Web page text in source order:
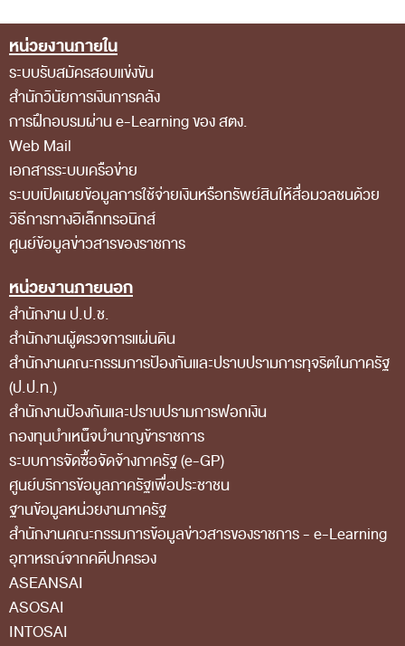
การรายงานผลการจัดซื้อจัดจ้าง หรือการจัดการ
พัสดุ
การประเมิน ITA
ศูนย์ข้อมูลข่าวสารของราชการ
การป้องกันการทุจริต
การส่งเสริมความโปร่งใส
การเปิดโอกาสให้เกิดการมีส่วนร่วม
การขับเคลื่อนจริยธรรม
รายงานผลการปฏิบัติงานประจำปี
รายงานผลการดำเนินงานของ สตง.
แผน/ผลการปฏิบัติงานและการใช้จ่าย
แผนพัฒนาทรัพยากรบุคคล
รายงานการรับทรัพย์สินหรือประโยชน์อื่นใดโดย
ธรรมจรรยา
รายงานของผู้สอบบัญชีและรายงานการเงินของ สตง.
รายงานผลตามนโยบาย No Gift Policy
คลังความรู้
กฎหมายที่เกี่ยวข้อง
แนวทางการปฏิบัติงานตรวจสอบ
Footer Menu
หน่วยงานภายใน
ระบบรับสมัครสอบแข่งขัน
สำนักวินัยการเงินการคลัง
การฝึกอบรมผ่าน e-Learning ของ สตง.
Web Mail
เอกสารระบบเครือข่าย
ระบบเปิดเผยข้อมูลการใช้จ่ายเงินหรือทรัพย์สินให้สื่อมวลชนด้วย
วิธีการทางอิเล็กทรอนิกส์
ศูนย์ข้อมูลข่าวสารของราชการ
หน่วยงานภายนอก
สำนักงาน ป.ป.ช.
สำนักงานผู้ตรวจการแผ่นดิน
สำนักงานคณะกรรมการป้องกันและปราบปรามการทุจริตในภาครัฐ
(ป.ป.ท.)
สำนักงานป้องกันและปราบปรามการฟอกเงิน
กองทุนบำเหน็จบำนาญข้าราชการ
ระบบการจัดซื้อจัดจ้างภาครัฐ (e-GP)
ศูนย์บริการข้อมูลภาครัฐเพื่อประชาชน
ฐานข้อมูลหน่วยงานภาครัฐ
สํานักงานคณะกรรมการข้อมูลข่าวสารของราชการ - e-Learning
อุทาหรณ์จากคดีปกครอง
ASEANSAI
ASOSAI
INTOSAI